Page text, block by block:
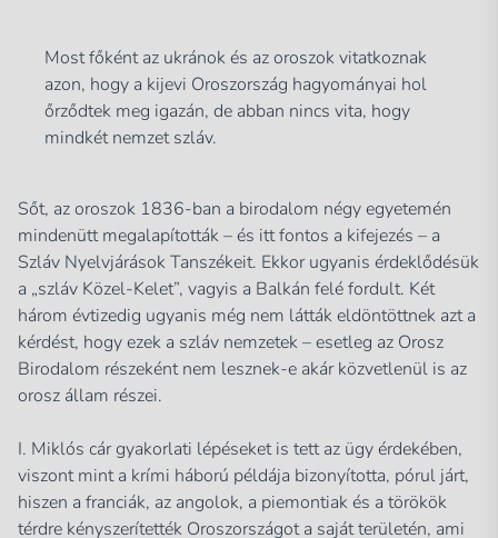
Most főként az ukránok és az oroszok vitatkoznak
azon, hogy a kijevi Oroszország hagyományai hol
őrződtek meg igazán, de abban nincs vita, hogy
mindkét nemzet szláv.
Sőt, az oroszok 1836-ban a birodalom négy egyetemén
mindenütt megalapították – és itt fontos a kifejezés – a
Szláv Nyelvjárások Tanszékeit. Ekkor ugyanis érdeklődésük
a „szláv Közel-Kelet”, vagyis a Balkán felé fordult. Két
három évtizedig ugyanis még nem látták eldöntöttnek azt a
kérdést, hogy ezek a szláv nemzetek – esetleg az Orosz
Birodalom részeként nem lesznek-e akár közvetlenül is az
orosz állam részei.
I. Miklós cár gyakorlati lépéseket is tett az ügy érdekében,
viszont mint a krími háború példája bizonyította, pórul járt,
hiszen a franciák, az angolok, a piemontiak és a törökök
térdre kényszerítették Oroszországot a saját területén, ami